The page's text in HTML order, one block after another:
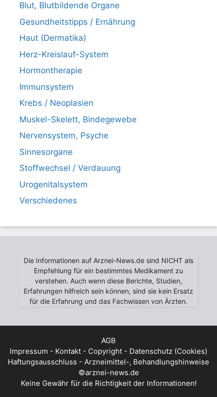
Blut, Blutbildende Organe
Gesundheitstipps / Ernährung
Haut (Dermatika)
Herz-Kreislauf-System
Hormontherapie
Immunsystem
Krebs / Neoplasien
Muskel-Skelett, Bindegewebe
Nervensystem, Psyche
Sinnesorgane
Stoffwechsel / Verdauung
Urogenitalsystem
Verschiedenes
Die Informationen auf Arznei-News.de sind NICHT als
Empfehlung für ein bestimmtes Medikament zu
verstehen. Auch wenn diese Berichte, Studien,
Erfahrungen hilfreich sein können, sind sie kein Ersatz
für die Erfahrung und das Fachwissen von Ärzten.
AGB
Impressum - Kontakt - Copyright - Datenschutz (Cookies)
Haftungsausschluss - Arzneimittel-, Behandlungshinweise
©arznei-news.de
Keine Gewähr für die Richtigkeit der Informationen!